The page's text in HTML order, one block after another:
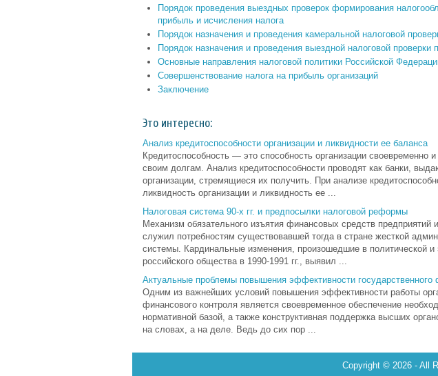
Порядок проведения выездных проверок формирования
прибыль и исчисления налога
Порядок назначения и проведения камеральной налоговой
Порядок назначения и проведения выездной налоговой проверки
Основные направления налоговой политики Российской
Совершенствование налога на прибыль организаций
Заключение
Это интересно:
Анализ кредитоспособности организации и ликвидности ее баланса
Кредитоспособность — это способность организации своевременно
своим дол­гам. Анализ кредитоспособности проводят как банки,
организации, стремящиеся их получить. При анализе
ликвидность организации и ликвидность ее ...
Налоговая система 90-х гг. и предпосылки налоговой реформы
Механизм обязательного изъятия финансовых средств
служил потребностям существовавшей тогда в стране жесткой
системы. Кардинальные изменения, произошедшие в политической и
российского общества в 1990-1991 гг., выявил ...
Актуальные проблемы повышения эффективности государственного
Одним из важнейших условий повышения эффективности работы
финансового контроля является своевременное обеспечение
нормативной базой, а также конструктивная поддержка высших
на словах, а на деле. Ведь до сих пор ...
Copyright © 2026 - All